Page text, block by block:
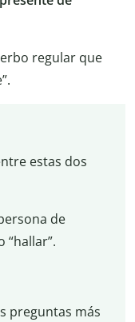
regular que
estas dos
de
preguntas más